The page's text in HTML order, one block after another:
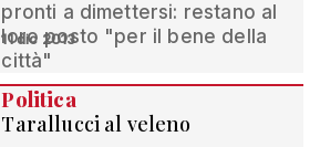
pronti a dimettersi: restano al
loro posto "per il bene della
città"
11 dic 2013
Politica
Tarallucci al veleno